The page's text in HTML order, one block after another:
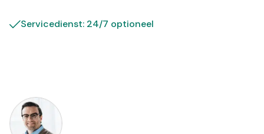
Servicedienst: 24/7 optioneel